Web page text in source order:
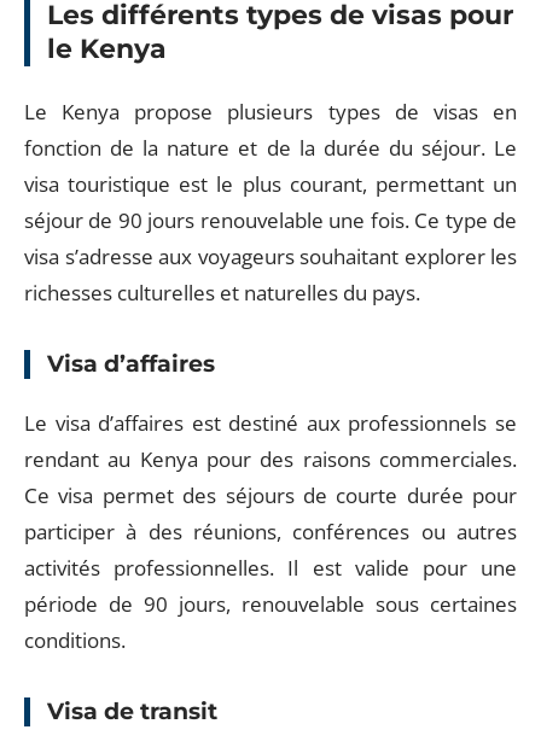
Les différents types de visas pour
le Kenya
Le Kenya propose plusieurs types de visas en
fonction de la nature et de la durée du séjour. Le
visa touristique est le plus courant, permettant un
séjour de 90 jours renouvelable une fois. Ce type de
visa s’adresse aux voyageurs souhaitant explorer les
richesses culturelles et naturelles du pays.
Visa d’affaires
Le visa d’affaires est destiné aux professionnels se
rendant au Kenya pour des raisons commerciales.
Ce visa permet des séjours de courte durée pour
participer à des réunions, conférences ou autres
activités professionnelles. Il est valide pour une
période de 90 jours, renouvelable sous certaines
conditions.
Visa de transit